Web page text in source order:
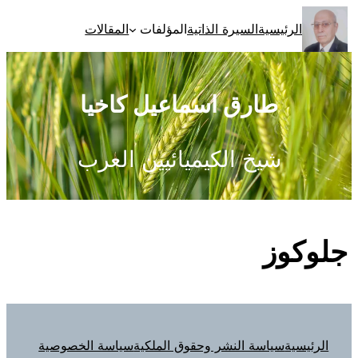
تخطى
إلى
المحتوى
الرئيسيةالسيرة الذاتيةالمؤلفات المقالات
طارق اسماعيل كاخيا
شيخ الكيميائيين العرب
جلوكوز
الرئيسيةسياسة النشر وحقوق الملكيةسياسة الخصوصية